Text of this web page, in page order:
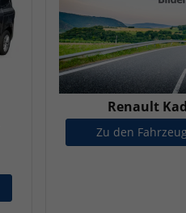
Renault
Zu den